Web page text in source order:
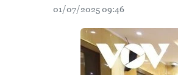
01/07/2025 09:46